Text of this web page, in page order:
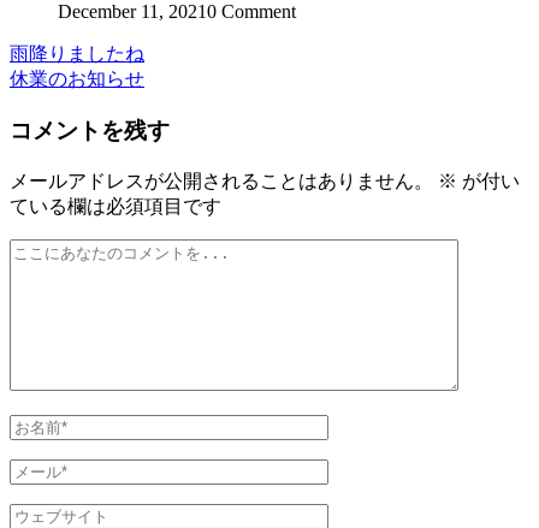
December 11, 20210 Comment
投
ナ
ビ
ゲ
ー
雨降りましたね
休業のお知らせ
コメントを残す
メールアドレスが公開されることはありません。 ※ が付い
ている欄は必須項目です